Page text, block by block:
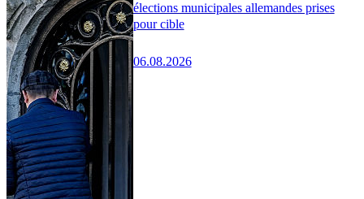
élections municipales allemandes prises
pour cible
06.08.2026